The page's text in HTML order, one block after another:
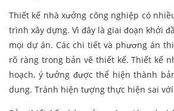
Thiết kế nhà xưởng công nghiệp có
trình xây dựng. Vì đây là giai đoạn khởi
mọi dự án. Các chi tiết và phương án
rõ ràng trong bản vẽ thiết kế. Thiết kế
hoạch, ý tưởng được thể hiện thành
dung. Tránh hiện tượng thực hiện sai